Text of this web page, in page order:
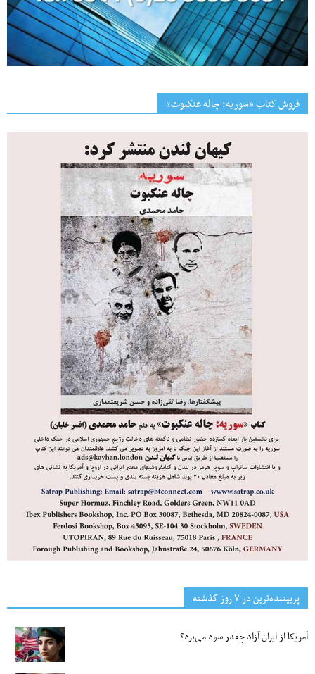
فروش کتاب «سوریه: چاله عنکبوت»
پربیننده‌ترین‌ در ۷ روز گذشته
آمریکا از ایران آزاد چقدر سود می‌برد؟